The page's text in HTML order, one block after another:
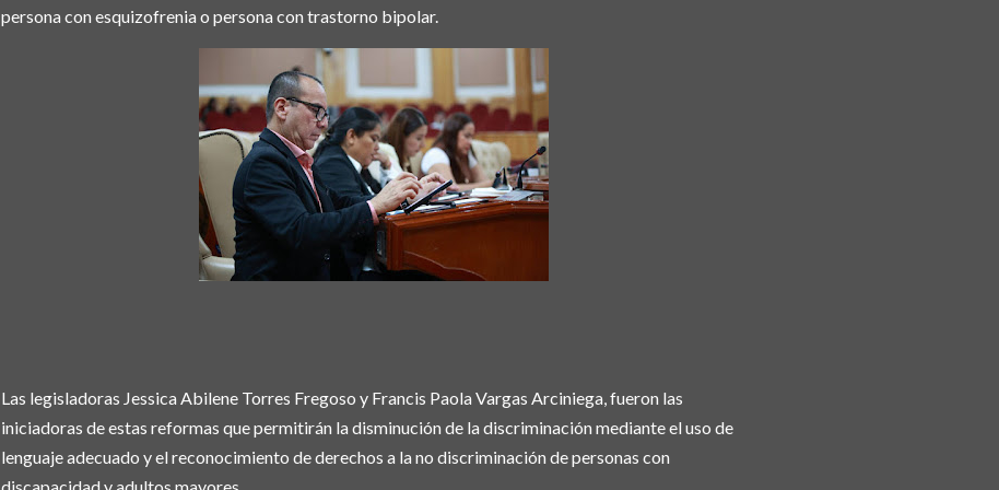
persona con esquizofrenia o persona con trastorno bipolar.
Las legisladoras Jessica Abilene Torres Fregoso y Francis Paola Vargas Arciniega, fueron las
iniciadoras de estas reformas que permitirán la disminución de la discriminación mediante el uso de
lenguaje adecuado y el reconocimiento de derechos a la no discriminación de personas con